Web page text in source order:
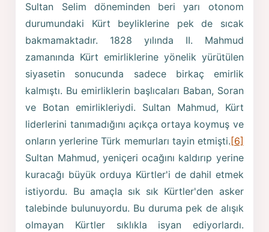
Sultan Selim döneminden beri yarı otonom
durumundaki Kürt beyliklerine pek de sıcak
bakmamaktadır. 1828 yılında II. Mahmud
zamanında Kürt emirliklerine yönelik yürütülen
siyasetin sonucunda sadece birkaç emirlik
kalmıştı. Bu emirliklerin başlıcaları Baban, Soran
ve Botan emirlikleriydi. Sultan Mahmud, Kürt
liderlerini tanımadığını açıkça ortaya koymuş ve
onların yerlerine Türk memurları tayin etmişti. [6]
Sultan Mahmud, yeniçeri ocağını kaldırıp yerine
kuracağı büyük orduya Kürtler'i de dahil etmek
istiyordu. Bu amaçla sık sık Kürtler'den asker
talebinde bulunuyordu. Bu duruma pek de alışık
olmayan Kürtler sıklıkla isyan ediyorlardı.